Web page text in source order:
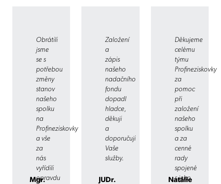
Obrátili
jsme
se s
potřebou
změny
stanov
našeho
spolku
na
Profineziskovky
a vše
za
nás
vyřídili
opravdu
Mgr.
Založení
a
zápis
našeho
nadačního
fondu
dopadl
hladce,
děkuji
a
doporučuji
Vaše
služby.
JUDr.
Děkujeme
celému
týmu
Profineziskovky
za
pomoc
při
založení
našeho
spolku
a za
cenné
rady
spojené
s jeho
Natálie